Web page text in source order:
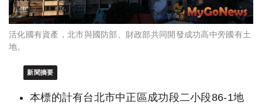
活化國有資產，北市與國防部、財政部共同開發成功高中旁國有土
地。
新聞摘要
本標的計有台北市中正區成功段二小段86-1地